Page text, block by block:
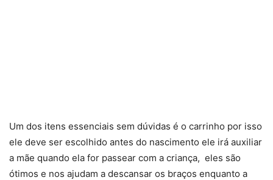
Um dos itens essenciais sem dúvidas é o carrinho por isso
ele deve ser escolhido antes do nascimento ele irá auxiliar
a mãe quando ela for passear com a criança, eles são
ótimos e nos ajudam a descansar os braços enquanto a